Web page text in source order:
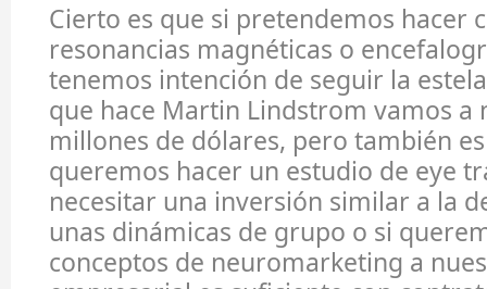
Cierto es que si pretendemos hacer
resonancias magnéticas o
tenemos intención de seguir la
que hace Martin Lindstrom vamos a
millones de dólares, pero también
queremos hacer un estudio de eye
necesitar una inversión similar a la
unas dinámicas de grupo o si
conceptos de neuromarketing a